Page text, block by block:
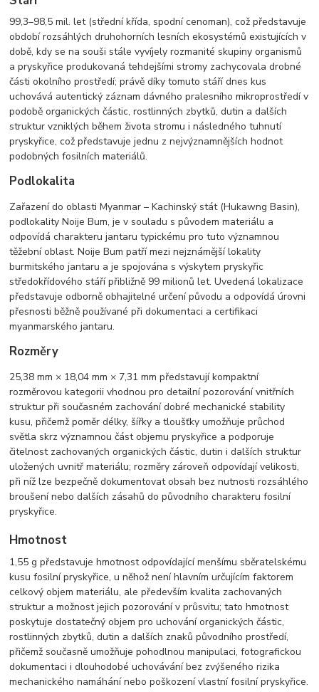
99,3–98,5 mil. let (střední křída, spodní cenoman), což představuje
období rozsáhlých druhohorních lesních ekosystémů existujících v
době, kdy se na souši stále vyvíjely rozmanité skupiny organismů
a pryskyřice produkovaná tehdejšími stromy zachycovala drobné
části okolního prostředí; právě díky tomuto stáří dnes kus
uchovává autentický záznam dávného pralesního mikroprostředí v
podobě organických částic, rostlinných zbytků, dutin a dalších
struktur vzniklých během života stromu i následného tuhnutí
pryskyřice, což představuje jednu z nejvýznamnějších hodnot
podobných fosilních materiálů.
Podlokalita
Zařazení do oblasti Myanmar – Kachinský stát (Hukawng Basin),
podlokality Noije Bum, je v souladu s původem materiálu a
odpovídá charakteru jantaru typickému pro tuto významnou
těžební oblast. Noije Bum patří mezi nejznámější lokality
burmitského jantaru a je spojována s výskytem pryskyřic
středokřídového stáří přibližně 99 milionů let. Uvedená lokalizace
představuje odborně obhajitelné určení původu a odpovídá úrovni
přesnosti běžně používané při dokumentaci a certifikaci
myanmarského jantaru.
Rozměry
25,38 mm × 18,04 mm × 7,31 mm představují kompaktní
rozměrovou kategorii vhodnou pro detailní pozorování vnitřních
struktur při současném zachování dobré mechanické stability
kusu, přičemž poměr délky, šířky a tloušťky umožňuje průchod
světla skrz významnou část objemu pryskyřice a podporuje
čitelnost zachovaných organických částic, dutin i dalších struktur
uložených uvnitř materiálu; rozměry zároveň odpovídají velikosti,
při níž lze bezpečně dokumentovat obsah bez nutnosti rozsáhlého
broušení nebo dalších zásahů do původního charakteru fosilní
pryskyřice.
Hmotnost
1,55 g představuje hmotnost odpovídající menšímu sběratelskému
kusu fosilní pryskyřice, u něhož není hlavním určujícím faktorem
celkový objem materiálu, ale především kvalita zachovaných
struktur a možnost jejich pozorování v průsvitu; tato hmotnost
poskytuje dostatečný objem pro uchování organických částic,
rostlinných zbytků, dutin a dalších znaků původního prostředí,
přičemž současně umožňuje pohodlnou manipulaci, fotografickou
dokumentaci i dlouhodobé uchovávání bez zvýšeného rizika
mechanického namáhání nebo poškození vlastní fosilní pryskyřice.